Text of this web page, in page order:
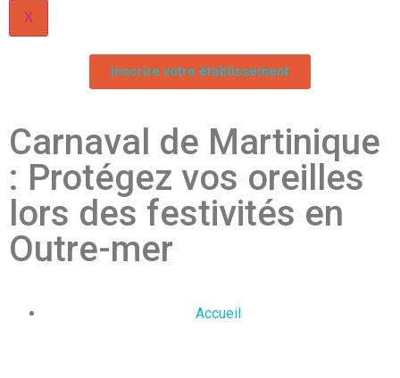
X
Inscrire votre établissement
Carnaval de Martinique
: Protégez vos oreilles
lors des festivités en
Outre-mer
Accueil